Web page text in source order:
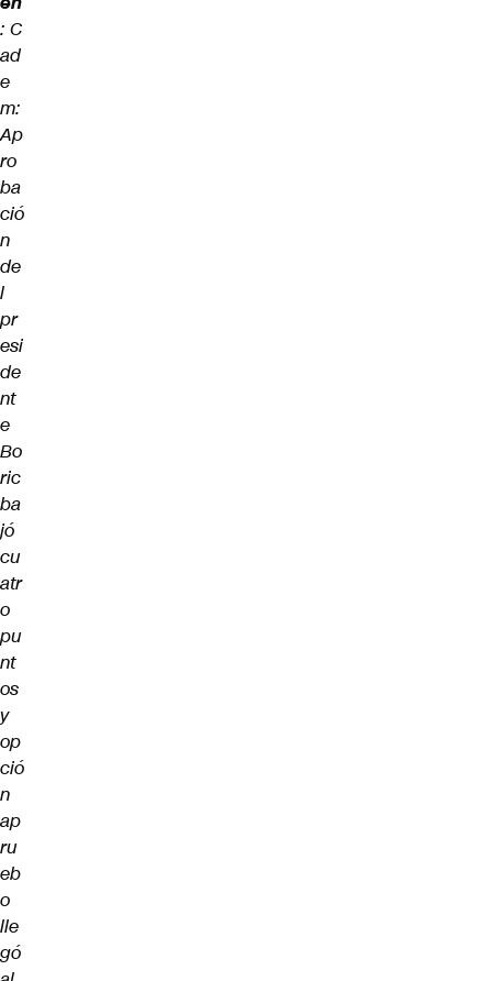
: C
ad
e
m:
Ap
ro
ba
ció
n
de
l
pr
esi
de
nt
e
Bo
ric
ba
jó
cu
atr
o
pu
nt
os
y
op
ció
n
ap
ru
eb
o
lle
gó